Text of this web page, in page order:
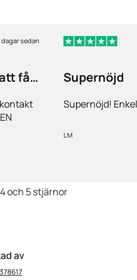
av
sedan
få
på
Supernöjd
Supernöjd!
LM
och 5 stjärnor